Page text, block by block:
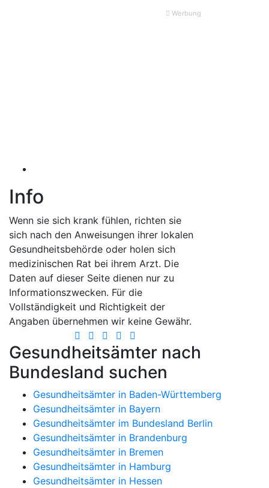
Werbung
Info
Wenn sie sich krank fühlen, richten sie
sich nach den Anweisungen ihrer lokalen
Gesundheitsbehörde oder holen sich
medizinischen Rat bei ihrem Arzt. Die
Daten auf dieser Seite dienen nur zu
Informationszwecken. Für die
Vollständigkeit und Richtigkeit der
Angaben übernehmen wir keine Gewähr.
Gesundheitsämter nach
Bundesland suchen
Gesundheitsämter in Baden-Württemberg
Gesundheitsämter in Bayern
Gesundheitsämter im Bundesland Berlin
Gesundheitsämter in Brandenburg
Gesundheitsämter in Bremen
Gesundheitsämter in Hamburg
Gesundheitsämter in Hessen